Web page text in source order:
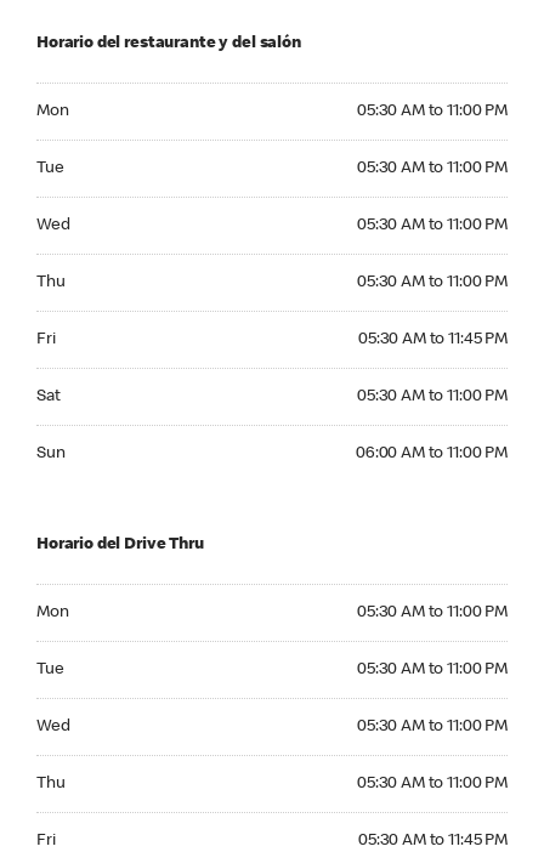
Horario del restaurante y del salón
Mon 05:30 AM to 11:00 PM
Tue 05:30 AM to 11:00 PM
Wed 05:30 AM to 11:00 PM
Thu 05:30 AM to 11:00 PM
Fri 05:30 AM to 11:45 PM
Sat 05:30 AM to 11:00 PM
Sun 06:00 AM to 11:00 PM
Horario del Drive Thru
Mon 05:30 AM to 11:00 PM
Tue 05:30 AM to 11:00 PM
Wed 05:30 AM to 11:00 PM
Thu 05:30 AM to 11:00 PM
Fri 05:30 AM to 11:45 PM